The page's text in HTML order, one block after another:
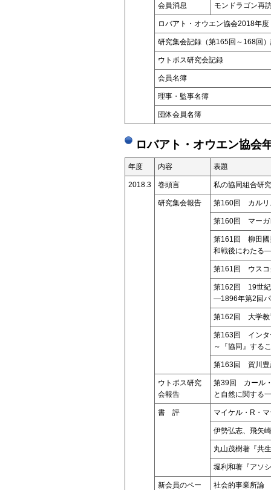
会員消息 モンドラゴン再
ロバアト・オウエン協会2018年
研究集会記録（第165回～168回
ウトポス研究会記録
会員名簿
理事・監事名簿
団体会員名簿
ロバアト・オウエン協
年度 内容 表題
2018.3 巻頭言 私の協同組合研
研究集会報告 第160回 カルリ
第160回 マーガ
第161回 柳田國
和戦後にわたる―
第161回 ウスコ
第162回 19世紀
―1896年第2回
第162回 大学教
第163回 インタ
～『協同』する
第163回 賀川豊
ウトポス研究
会報告
第39回 カール・
と自然に関する
書 評 マイケル・R・
伊勢弘志、飛矢
丸山茂樹著『共
堀利和著『アソ
新会員のペー
社会的事業所論